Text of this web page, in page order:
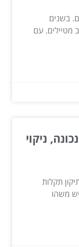
בשנים
מטיילים. עם
ניקוי
תקלות
משהו